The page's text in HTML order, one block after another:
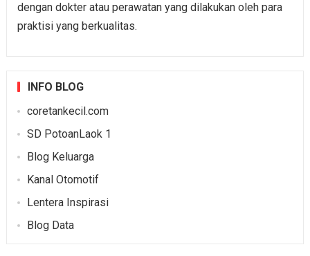
dengan dokter atau perawatan yang dilakukan oleh para
praktisi yang berkualitas.
INFO BLOG
coretankecil.com
SD PotoanLaok 1
Blog Keluarga
Kanal Otomotif
Lentera Inspirasi
Blog Data